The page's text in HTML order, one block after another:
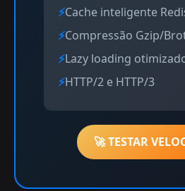
Cache inteligente
Compressão Gzip/
Lazy loading
HTTP/2 e HTTP/3
🚀 TESTAR